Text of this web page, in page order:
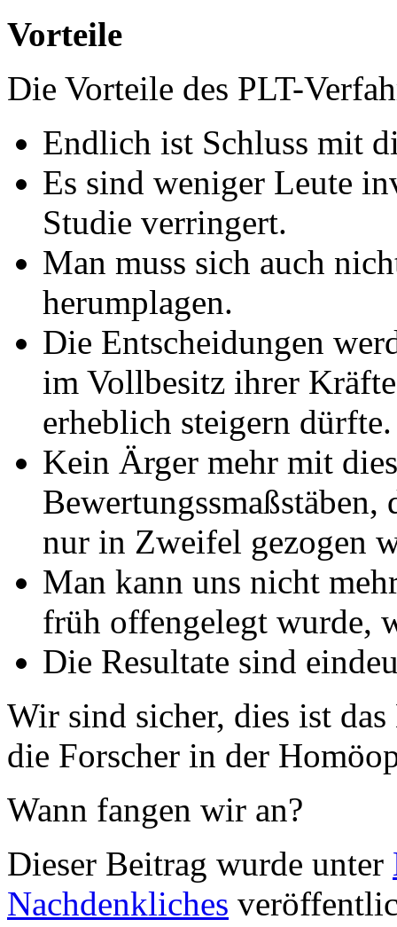
Vorteile
Die Vorteile des PLT-
Endlich ist Schluss mit
Es sind weniger Leute
Studie verringert.
Man muss sich auch
herumplagen.
Die Entscheidungen
im Vollbesitz ihrer
erheblich steigern dürfte.
Kein Ärger mehr mit
nur in Zweifel gezogen
Man kann uns nicht
früh offengelegt wurde,
Die Resultate sind
Wir sind sicher, dies ist
die Forscher in der
Wann fangen wir an?
Dieser Beitrag wurde unter
Nachdenkliches